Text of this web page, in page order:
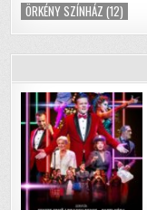
ÖRKÉNY SZÍNHÁZ (12)